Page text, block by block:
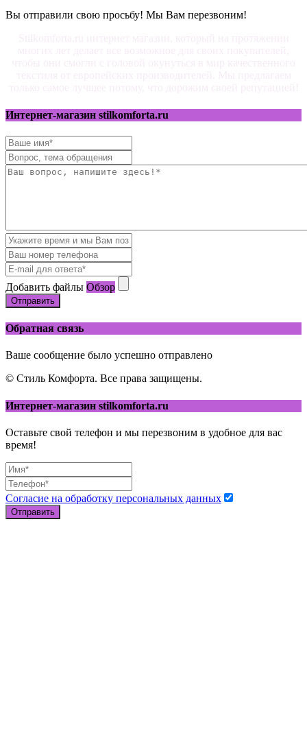
Вы отправили свою просьбу! Мы Вам перезвоним!
Интернет-магазин stilkomforta.ru
Добавить файлы Обзор
Отправить
Обратная связь
Ваше сообщение было успешно отправлено
© Стиль Комфорта. Все права защищены.
Интернет-магазин stilkomforta.ru
Оставьте свой телефон и мы перезвоним в удобное для вас
время!
Согласие на обработку персональных данных
Отправить